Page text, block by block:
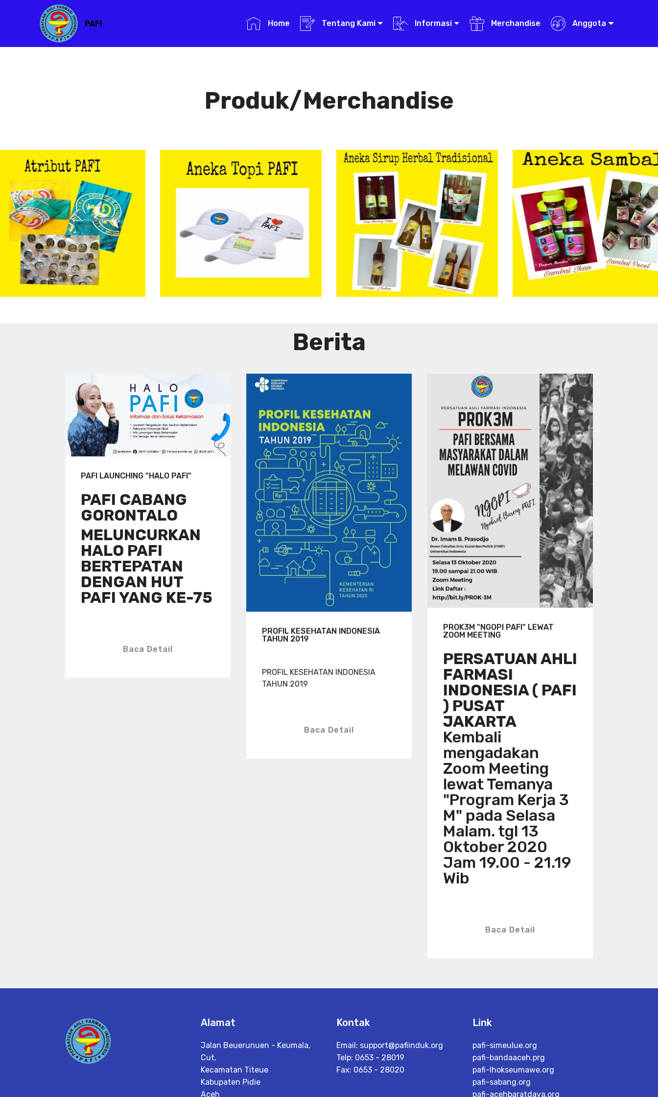
PAFI Home Tentang Kami Informasi Merchandise Anggota
Produk/Merchandise
Atribut PAFI
Atribut PAFI
Aneka Topi PAFI
Aneka Sirup Herbal
Tradisional
Aneka Sirup
Herbal
Tradisional
Aneka Sambal
Aneka Sambal
Berita
PAFI LAUNCHING "HALO PAFI"
PAFI CABANG
GORONTALO
MELUNCURKAN
HALO PAFI
BERTEPATAN
DENGAN HUT
PAFI YANG KE-75
Baca Detail
PROFIL KESEHATAN INDONESIA
TAHUN 2019
PROFIL KESEHATAN INDONESIA
TAHUN 2019
Baca Detail
PROK3M "NGOPI PAFI" LEWAT
ZOOM MEETING
PERSATUAN AHLI
FARMASI
INDONESIA ( PAFI
) PUSAT
JAKARTA
Kembali
mengadakan
Zoom Meeting
lewat Temanya
"Program Kerja 3
M" pada Selasa
Malam. tgl 13
Oktober 2020
Jam 19.00 - 21.19
Wib
Baca Detail
Alamat
Jalan Beuerunuen - Keumala,
Cut,
Kecamatan Titeue
Kabupaten Pidie
Aceh
Kontak
Email: support@pafiinduk.org
Telp: 0653 - 28019
Fax: 0653 - 28020
Link
pafi-simeulue.org
pafi-bandaaceh.prg
pafi-lhokseumawe.org
pafi-sabang.org
pafi-acehbaratdaya.org